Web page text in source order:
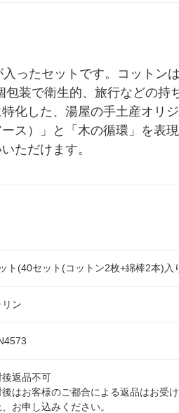
ったセットです。コットン
包装で衛生的、旅行などの
化した、湯屋の手土産オリ
ス）」と「木の循環」を表
ただけます。
ト(40セット(コットン2枚+綿棒2本)入
リン
後返品不可
後はお客様のご都合による返品はお受
お申し込みください。